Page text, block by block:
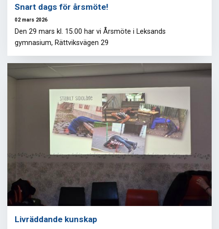
Snart dags för årsmöte!
02 mars 2026
Den 29 mars kl. 15.00 har vi Årsmöte i Leksands
gymnasium, Rättviksvägen 29
Livräddande kunskap